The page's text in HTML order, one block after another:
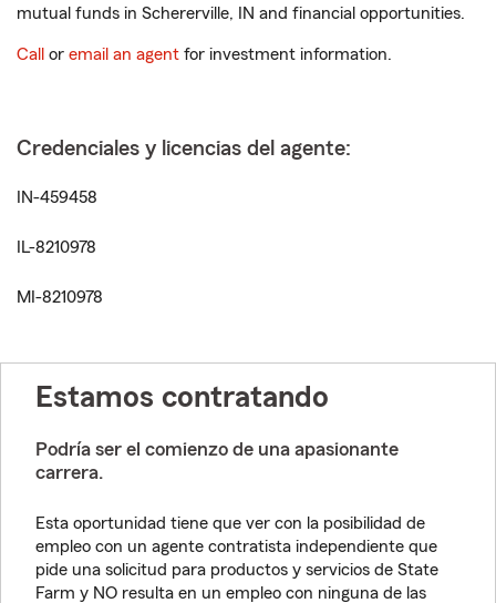
mutual funds in Schererville, IN and financial opportunities.
Call or email an agent for investment information.
Credenciales y licencias del agente:
IN-459458
IL-8210978
MI-8210978
Estamos contratando
Podría ser el comienzo de una apasionante
carrera.
Esta oportunidad tiene que ver con la posibilidad de
empleo con un agente contratista independiente que
pide una solicitud para productos y servicios de State
Farm y NO resulta en un empleo con ninguna de las